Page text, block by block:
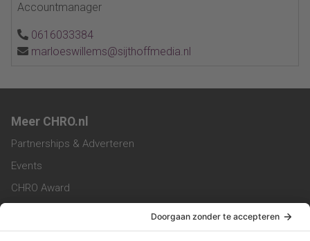
Accountmanager
0616033384
marloeswillems@sijthoffmedia.nl
Meer CHRO.nl
Partnerships & Adverteren
Events
CHRO Award
CHRO Magazine